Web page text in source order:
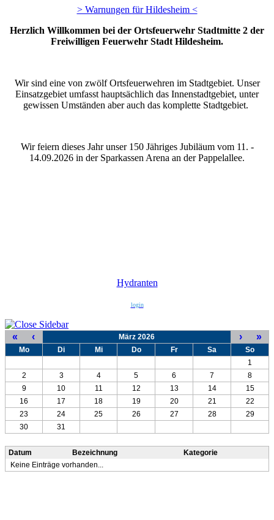
> Warnungen für Hildesheim <
Herzlich Willkommen bei der Ortsfeuerwehr Stadtmitte 2 der
Freiwilligen Feuerwehr Stadt Hildesheim.
Wir sind eine von zwölf Ortsfeuerwehren im Stadtgebiet. Unser
Einsatzgebiet umfasst hauptsächlich das Innenstadtgebiet, unter
gewissen Umständen aber auch das komplette Stadtgebiet.
Wir feiern dieses Jahr unser 150 Jähriges Jubiläum vom 11. -
14.09.2026 in der Sparkassen Arena an der Pappelallee.
Hydranten
login
« ‹ März 2026 › »
Mo Di Mi Do Fr Sa
So
1
2
3 4 5 6 7
8
9
10 11 12 13 14
15
16
17 18 19 20 21
22
23
24 25 26 27 28
29
30
31
Datum Bezeichnung
Kategorie
Keine Einträge vorhanden...